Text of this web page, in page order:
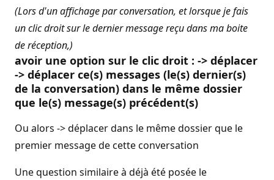
(Lors d'un affichage par conversation, et lorsque je fais
un clic droit sur le dernier message reçu dans ma boite
de réception,)
avoir une option sur le clic droit : -> déplacer
-> déplacer ce(s) messages (le(s) dernier(s)
de la conversation) dans le même dossier
que le(s) message(s) précédent(s)
Ou alors -> déplacer dans le même dossier que le
premier message de cette conversation
Une question similaire à déjà été posée le